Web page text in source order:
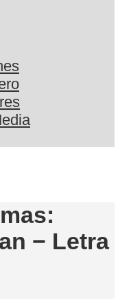
− Letra